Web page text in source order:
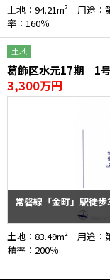
土地：94.21m² 用途
率：160％
土地
葛飾区水元17期 1
3,300万円
常磐線「金町」駅徒
土地：83.49m² 用途
積率：200％